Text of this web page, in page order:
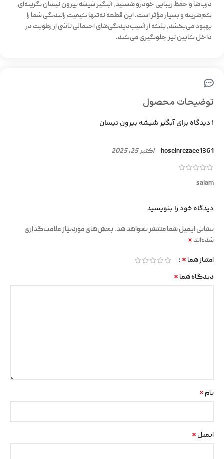
درب‌ها و حفظ زیبایی خودرو هستید،آبگیر شیشه بیرون نیسانگزینه‌ای
کم‌هزینه و بسیار مؤثر است. این قطعه نه‌تنها کیفیت رانندگی شما را
بهبود می‌بخشد، بلکه از آسیب‌دیدگی‌های احتمالی ناشی از رطوبت در
داخل کابین نیز جلوگیری می‌کند.
توضیحات محصول
1 دیدگاه برای آبگیر شیشه بیرون نیسان
hoseinrezaee1361
–اکتبر 25, 2025
salam
دیدگاه خود را بنویسید
نشانی ایمیل شما منتشر نخواهد شد.بخش‌های موردنیاز علامت‌گذاری
شده‌اند *
امتیاز شما *
دیدگاه شما *
نام *
ایمیل *